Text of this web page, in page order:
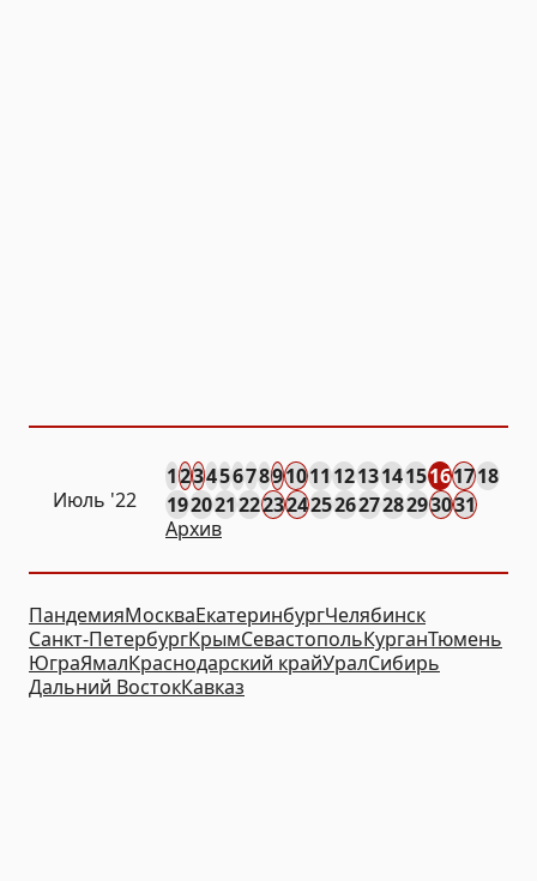
Июль '22
123456789101112131415161718
19202122232425262728293031
Архив
ПандемияМоскваЕкатеринбургЧелябинск
Санкт-ПетербургКрымСевастопольКурганТюмень
ЮграЯмалКраснодарский крайУралСибирь
Дальний ВостокКавказ